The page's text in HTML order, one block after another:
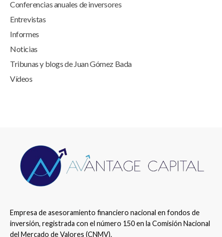
Conferencias anuales de inversores
Entrevistas
Informes
Noticias
Tribunas y blogs de Juan Gómez Bada
Vídeos
Empresa de asesoramiento financiero nacional en fondos de
inversión, registrada con el número 150 en la Comisión Nacional
del Mercado de Valores (CNMV).